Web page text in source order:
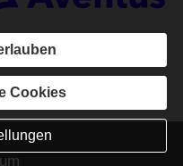
Cookies